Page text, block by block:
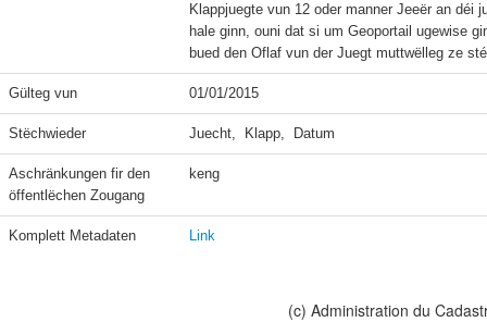
Klappjuegte vun 12 oder manner Jeeër an déi
hale ginn, ouni dat si um Geoportail ugewise
bued den Oflaf vun der Juegt muttwëlleg ze
Gülteg vun 01/01/2015
Stëchwieder Juecht,  Klapp,  Datum
Aschränkungen fir den
öffentlëchen Zougang
keng
Komplett Metadaten Link
(c) Administration du